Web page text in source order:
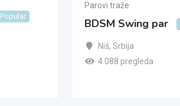
Popular
Parovi traže
BDSM Swing par
Niš, Srbija
4.088 pregleda